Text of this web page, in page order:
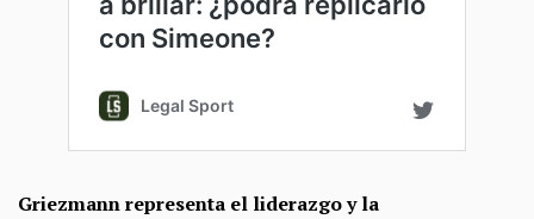
Griezmann representa el liderazgo y la